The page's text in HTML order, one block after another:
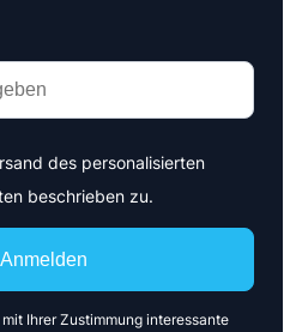
Anmelden
des personalisierten
beschrieben zu.
Ihrer Zustimmung interessante